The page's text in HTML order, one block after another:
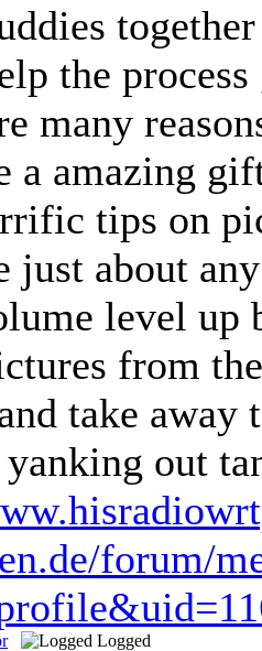
the
many
a amazing
tips on
just about
level up
from
take
out
forum/
Logged